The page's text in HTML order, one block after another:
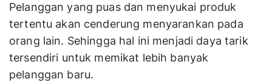
Pelanggan yang puas dan menyukai produk
tertentu akan cenderung menyarankan pada
orang lain. Sehingga hal ini menjadi daya tarik
tersendiri untuk memikat lebih banyak
pelanggan baru.